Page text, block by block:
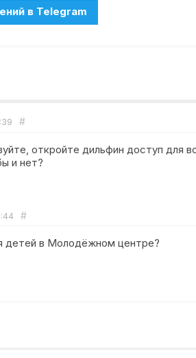
#
откройте дильфин доступ для
и нет?
#
детей в Молодёжном центре?